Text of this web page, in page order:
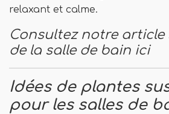
relaxant et calme.
Consultez notre article
de la salle de bain ici
Idées de plantes
pour les salles de